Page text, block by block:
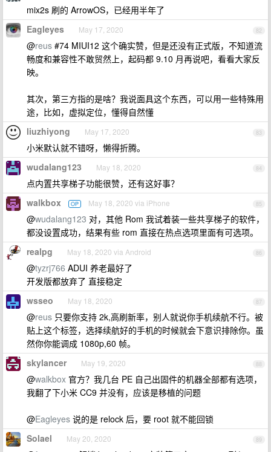
mix2s 刷的 ArrowOS，已经用半年了
82
Eagleyes May 17, 2020
@reus #74 MIUI12 这个确实赞，但是还没有正式版，不知道流
畅度和兼容性不敢贸然上，起码都 9.10 月再说吧，看看大家反
映。
其次，第三方指的是啥？我说面具这个东西，可以用一些特殊用
途，比如，虚拟定位，懂得自然懂
83
liuzhiyong May 17, 2020
小米默认就不错呀，懒得折腾。
84
wudalang123 May 18, 2020
点内置共享梯子功能很赞，还有这好事？
85
walkbox OP May 18, 2020 via iPhone
@wudalang123 对，其他 Rom 我试着装一些共享梯子的软件，
都没设置成功，结果有些 rom 直接在热点选项里面有可选项。
86
realpg May 18, 2020 via Android
@tyzrj766 ADUI 养老最好了
开发版都放弃了 直接稳定
87
wsseo May 18, 2020
@reus 只要你支持 2k,高刷新率，别人就说你手机续航不行。被
贴上这个标签，选择续航好的手机的时候就会下意识排除你。虽
然你你能调成 1080p,60 帧。
88
skylancer May 19, 2020
@walkbox 官方？我几台 PE 自己出固件的机器全部都有选项，
我翻了下小米 CC9 并没有，应该是移植的问题
@Eagleyes 说的是 relock 后，要 root 就不能回锁
89
Solael May 20, 2020